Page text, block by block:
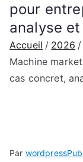
pour
analyse
Accueil 2026
Machine
cas concret,
Par wordpress